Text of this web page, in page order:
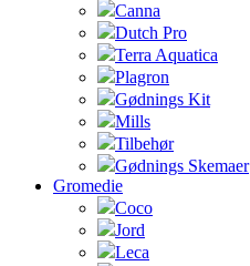
Canna
Dutch Pro
Terra Aquatica
Plagron
Gødnings Kit
Mills
Tilbehør
Gødnings Skemaer
Gromedie
Coco
Jord
Leca